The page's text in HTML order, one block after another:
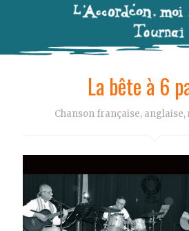
La bête à 6
Chanson française,